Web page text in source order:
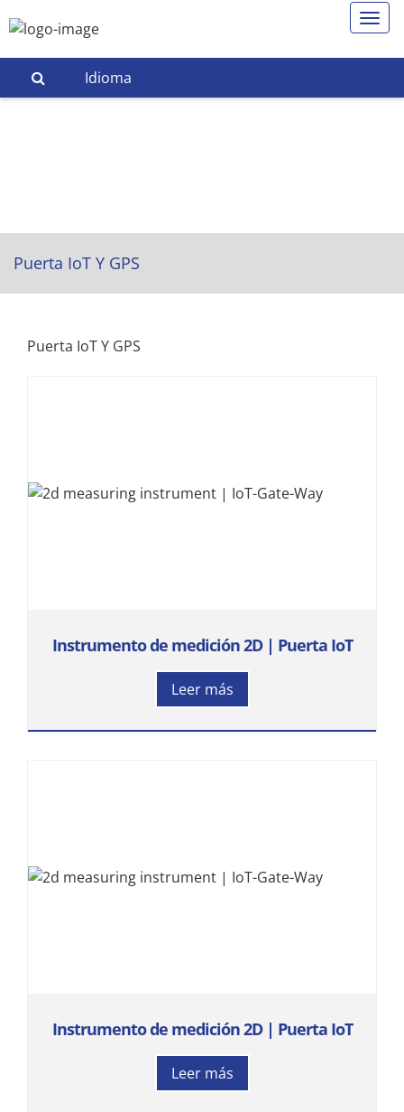
Idioma
Puerta IoT Y GPS
Puerta IoT Y GPS
Instrumento de medición 2D | Puerta IoT
Leer más
Instrumento de medición 2D | Puerta IoT
Leer más